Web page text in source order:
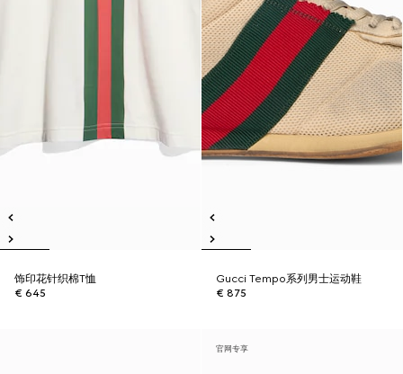
饰印花针织棉T恤
€ 645
Gucci Tempo系列男士运动鞋
€ 875
官网专享